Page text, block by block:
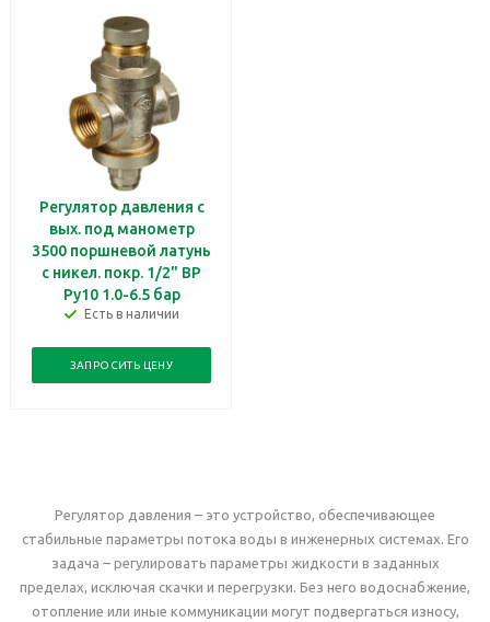
Регулятор давления с
вых. под манометр
3500 поршневой латунь
с никел. покр. 1/2" ВР
Ру10 1.0-6.5 бар
Есть в наличии
ЗАПРОСИТЬ ЦЕНУ
Регулятор давления – это устройство, обеспечивающее
стабильные параметры потока воды в инженерных системах. Его
задача – регулировать параметры жидкости в заданных
пределах, исключая скачки и перегрузки. Без него водоснабжение,
отопление или иные коммуникации могут подвергаться износу,